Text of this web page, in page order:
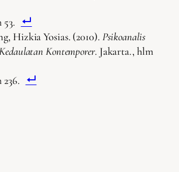
Hizkia Yosias. (2010). Psikoanalis
Kontemporer. Jakarta., hlm